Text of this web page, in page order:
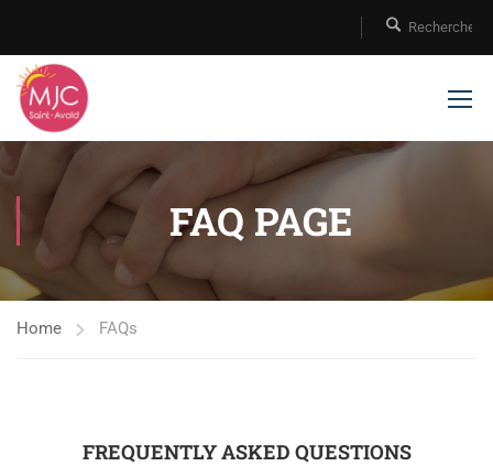
FAQ PAGE
Home FAQs
FREQUENTLY ASKED QUESTIONS